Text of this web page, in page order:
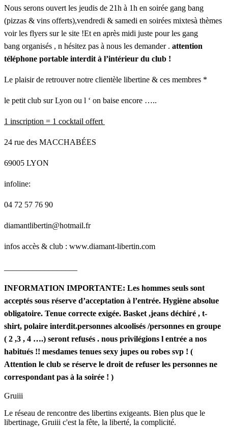
Nous serons ouvert les jeudis de 21h à 1h en soirée gang bang
(pizzas & vins offerts),vendredi & samedi en soirées mixtesà thèmes
voir les flyers sur le site !Et en après midi juste pour les gang
bang organisés , n hésitez pas à nous les demander . attention
téléphone portable interdit à l’intérieur du club !
Le plaisir de retrouver notre clientèle libertine & ces membres *
le petit club sur Lyon ou l ‘ on baise encore …..
1 inscription = 1 cocktail offert
24 rue des MACCHABÉES
69005 LYON
infoline:
04 72 57 76 90
diamantlibertin@hotmail.fr
infos accès & club : www.diamant-libertin.com
INFORMATION IMPORTANTE: Les hommes seuls sont
acceptés sous réserve d’acceptation à l’entrée. Hygiène absolue
obligatoire. Tenue correcte exigée. Basket ,jeans déchiré , t-
shirt, polaire interdit.personnes alcoolisés /personnes en groupe
( 2 ,3 , 4 ….) seront refusés . nous privilégions l entrée a nos
habitués !! mesdames tenues sexy jupes ou robes svp ! (
Attention le club se réserve le droit de refuser les personnes ne
correspondant pas à la soirée ! )
Gruiii
Le réseau de rencontre des libertins exigeants. Bien plus que le
libertinage, Gruiii c'est la fête, la liberté, la complicité.